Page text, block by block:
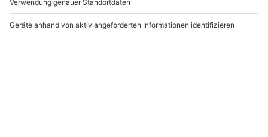
Bobfahrt Reichenau an
der Rax